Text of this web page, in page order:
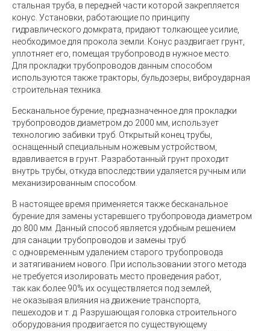
стальная труба, в передней части которой закрепляется
конус. Установки, работающие по принципу
гидравлического домкрата, придают толкающее усилие,
необходимое для прокола земли. Конус раздвигает грунт,
уплотняет его, помещая трубопровод в нужное место.
Для прокладки трубопроводов данным способом
используются также тракторы, бульдозеры, виброударная
строительная техника.
Бесканальное бурение, предназначенное для прокладки
трубопроводов диаметром до 2000 мм, использует
технологию забивки труб. Открытый конец трубы,
оснащенный специальным ножевым устройством,
вдавливается в грунт. Разработанный грунт проходит
внутрь трубы, откуда впоследствии удаляется ручным или
механизированным способом.
В настоящее время применяется также бесканальное
бурение для замены устаревшего трубопровода диаметром
до 800 мм. Данный способ является удобным решением
для санации трубопроводов и замены труб
с одновременным удалением старого трубопровода
и затягиванием нового. При использовании этого метода
не требуется изолировать место проведения работ,
так как более 90% их осуществляется под землей,
не оказывая влияния на движение транспорта,
пешеходов и т. д. Разрушающая головка строительного
оборудования продвигается по существующему